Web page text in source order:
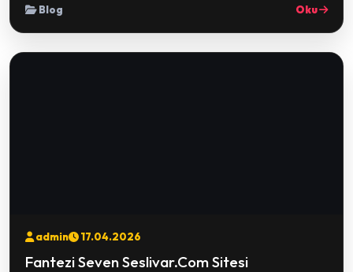
Blog Oku
admin 17.04.2026
Fantezi Seven Seslivar.Com Sitesi